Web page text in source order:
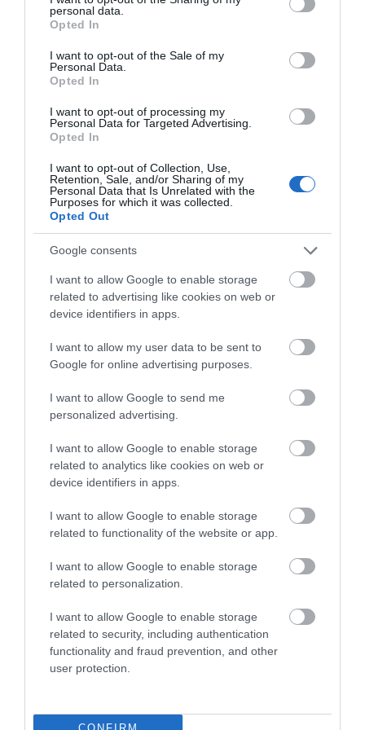
grant or deny consent to Google and its third-party tags to
use your data for below specified purposes in below Google
consent section.
personal data.
Opted In
I want to opt-out of the Sale of my
Personal Data.
Opted In
I want to opt-out of processing my
Personal Data for Targeted Advertising.
Opted In
I want to opt-out of Collection, Use,
Retention, Sale, and/or Sharing of my
Personal Data that Is Unrelated with the
Purposes for which it was collected.
Opted Out
Google consents
I want to allow Google to enable storage
related to advertising like cookies on web or
device identifiers in apps.
I want to allow my user data to be sent to
Google for online advertising purposes.
I want to allow Google to send me
personalized advertising.
I want to allow Google to enable storage
related to analytics like cookies on web or
device identifiers in apps.
I want to allow Google to enable storage
related to functionality of the website or app.
I want to allow Google to enable storage
related to personalization.
I want to allow Google to enable storage
related to security, including authentication
functionality and fraud prevention, and other
user protection.
Μπορντουροψάλιδο
Μπαταρίας 20V με
Μήκος Λάμας 20cm Solo
59,00 €
ΑΓΟΡΑ
ΜΑΖΙ ΜΕ ΑΥΤΟ, ΟΙ ΠΕΡΙΣΣΟΤΕΡΟΙ ΑΓΟΡΑΣΑΝ:
ταχυφορτιστής 20V 4.0A
3111
80,00 €
ΑΓΟΡΑ
φορτιστής 20V 2.5Ah
3110
50,00 €